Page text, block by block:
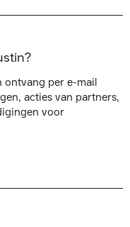
ontvang per e-mail
acties van partners,
voor